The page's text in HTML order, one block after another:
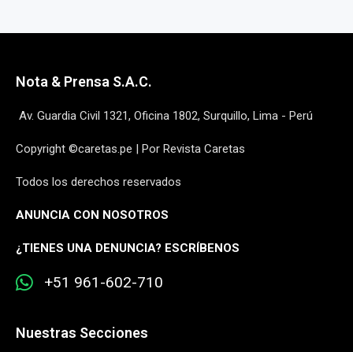
Nota & Prensa S.A.C.
Av. Guardia Civil 1321, Oficina 1802, Surquillo, Lima - Perú
Copyright ©caretas.pe | Por Revista Caretas
Todos los derechos reservados
ANUNCIA CON NOSOTROS
¿TIENES UNA DENUNCIA? ESCRÍBENOS
+51 961-602-710
Nuestras Secciones